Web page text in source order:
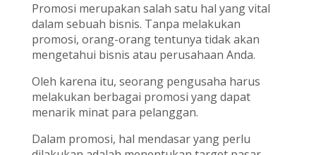
Promosi merupakan salah satu hal yang vital
dalam sebuah bisnis. Tanpa melakukan
promosi, orang-orang tentunya tidak akan
mengetahui bisnis atau perusahaan Anda.
Oleh karena itu, seorang pengusaha harus
melakukan berbagai promosi yang dapat
menarik minat para pelanggan.
Dalam promosi, hal mendasar yang perlu